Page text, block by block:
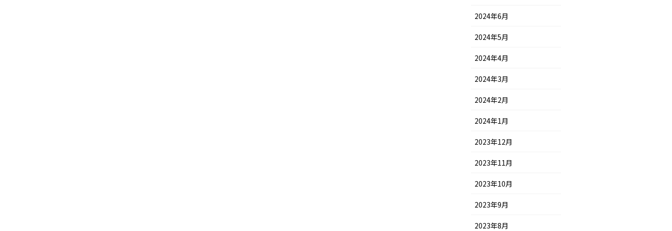
2024年6月
2024年5月
2024年4月
2024年3月
2024年2月
2024年1月
2023年12月
2023年11月
2023年10月
2023年9月
2023年8月